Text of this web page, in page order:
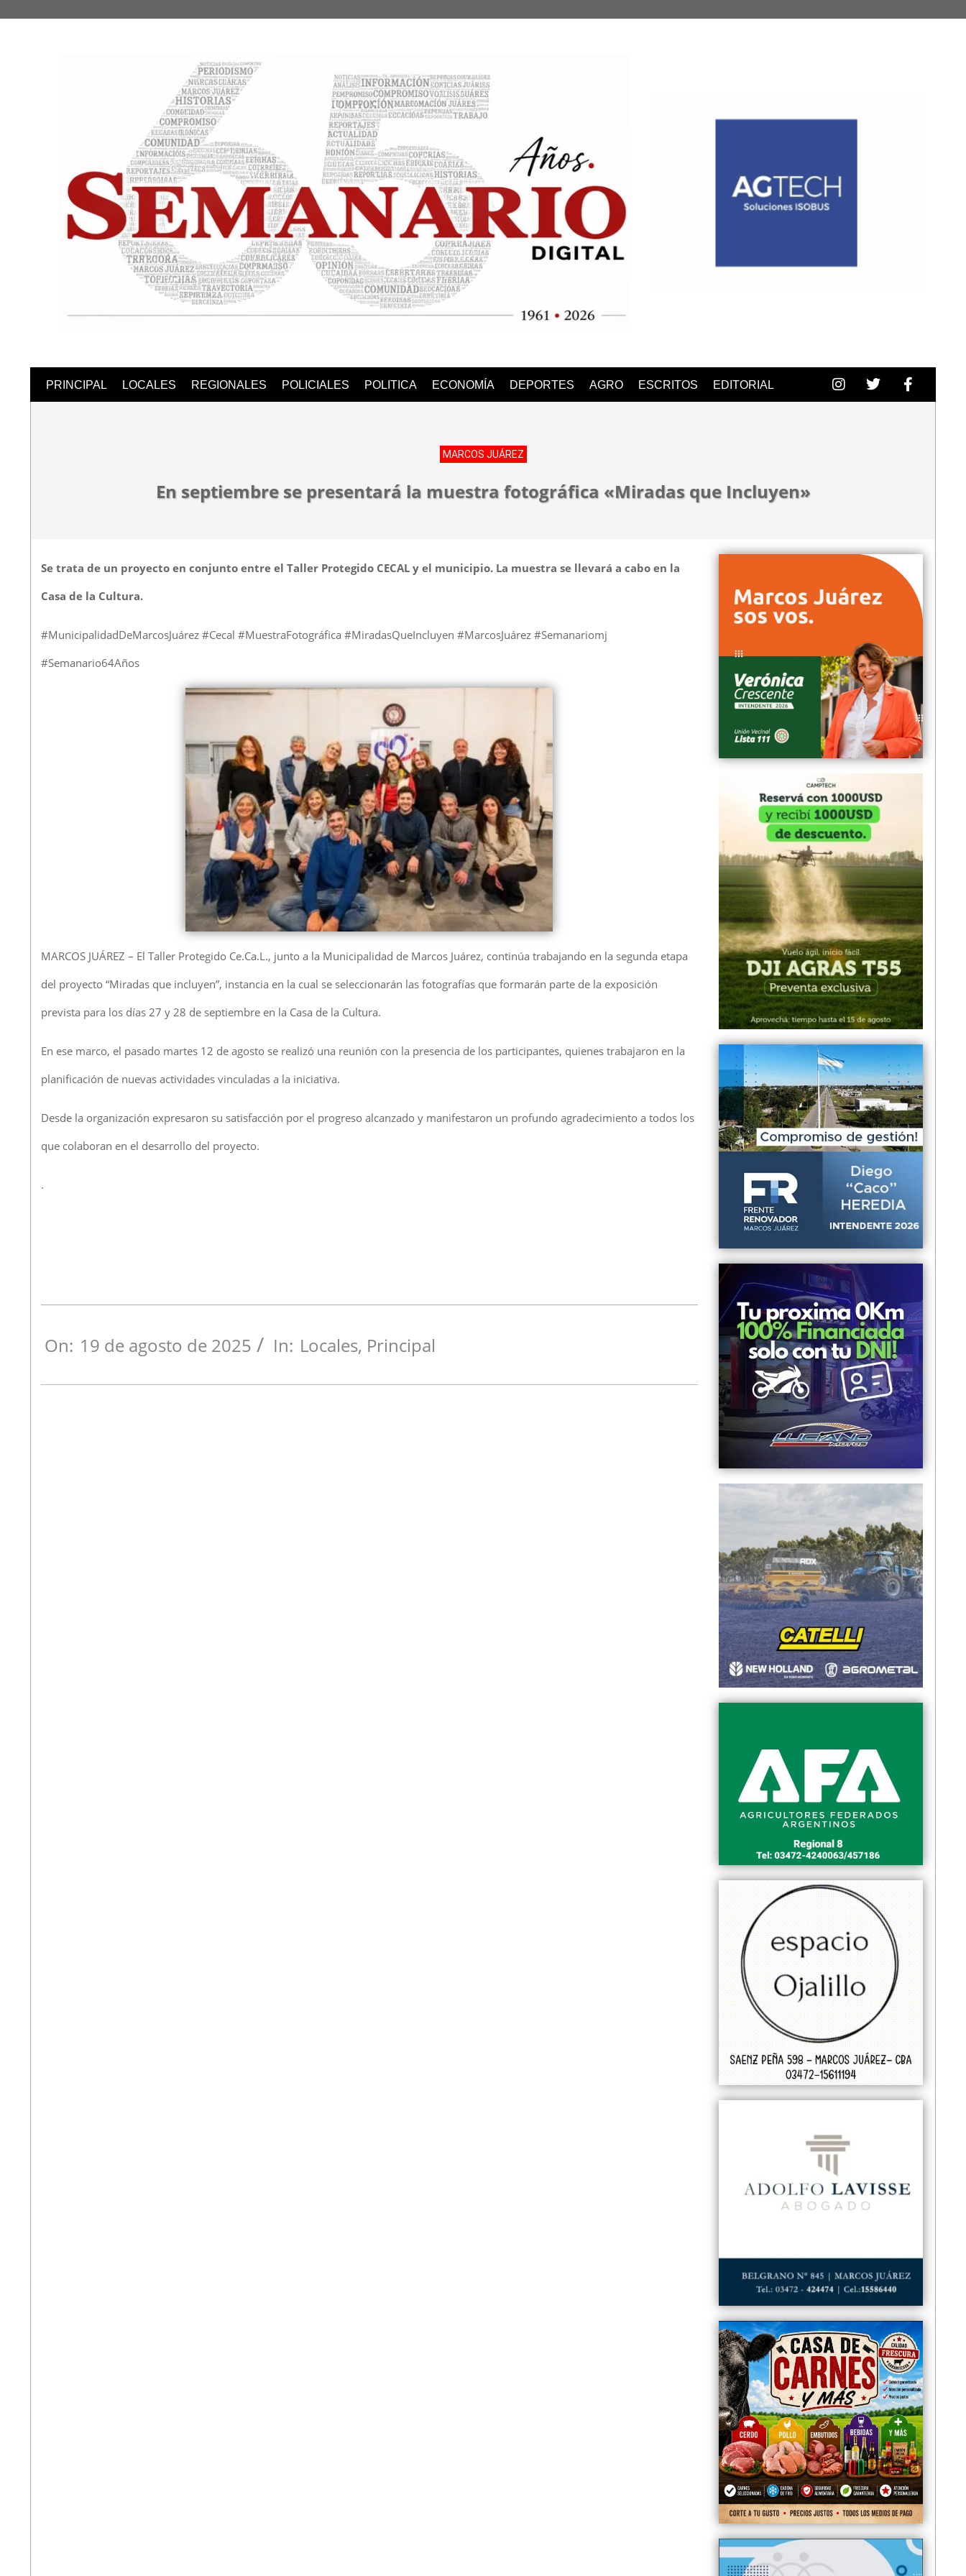
Semanario
Digital
PRINCIPAL LOCALES REGIONALES POLICIALES POLITICA ECONOMÍA DEPORTES AGRO ESCRITOS EDITORIAL
MARCOS JUÁREZ
En septiembre se presentará la muestra fotográfica «Miradas que Incluyen»
Se trata de un proyecto en conjunto entre el Taller Protegido CECAL y el municipio. La muestra se llevará a cabo en la
Casa de la Cultura.
#MunicipalidadDeMarcosJuárez #Cecal #MuestraFotográfica #MiradasQueIncluyen #MarcosJuárez #Semanariomj
#Semanario64Años
MARCOS JUÁREZ – El Taller Protegido Ce.Ca.L., junto a la Municipalidad de Marcos Juárez, continúa trabajando en la segunda etapa
del proyecto “Miradas que incluyen”, instancia en la cual se seleccionarán las fotografías que formarán parte de la exposición
prevista para los días 27 y 28 de septiembre en la Casa de la Cultura.
En ese marco, el pasado martes 12 de agosto se realizó una reunión con la presencia de los participantes, quienes trabajaron en la
planificación de nuevas actividades vinculadas a la iniciativa.
Desde la organización expresaron su satisfacción por el progreso alcanzado y manifestaron un profundo agradecimiento a todos los
que colaboran en el desarrollo del proyecto.
.
On: 19 de agosto de 2025 In: Locales, Principal